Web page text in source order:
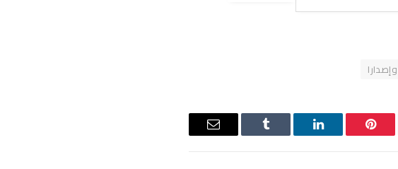
وإصدارا
بينتيريستلينكدإن Tumblr
البريد